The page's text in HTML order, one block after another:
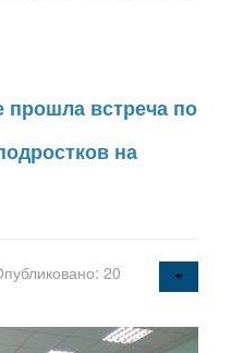
встреча по
на
20